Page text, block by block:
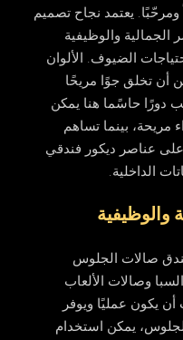
يعتمد نجاح تصميم
الجمالية والوظيفية
الضيوف. الألوان
أن تخلق جوًا مريحًا
دورًا حاسًما هنا يمكن
مريحة، بينما تساهم
عناصر ديكور فندقي
الداخلية.
والوظيفية
صالات الجلوس
وصالات الألعاب
يكون عمليًا ويوفر
يمكن استخدام